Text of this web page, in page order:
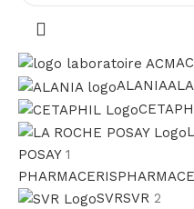
ALANIA
POSAY 1
PHARMACERIS
SVRSVR 2